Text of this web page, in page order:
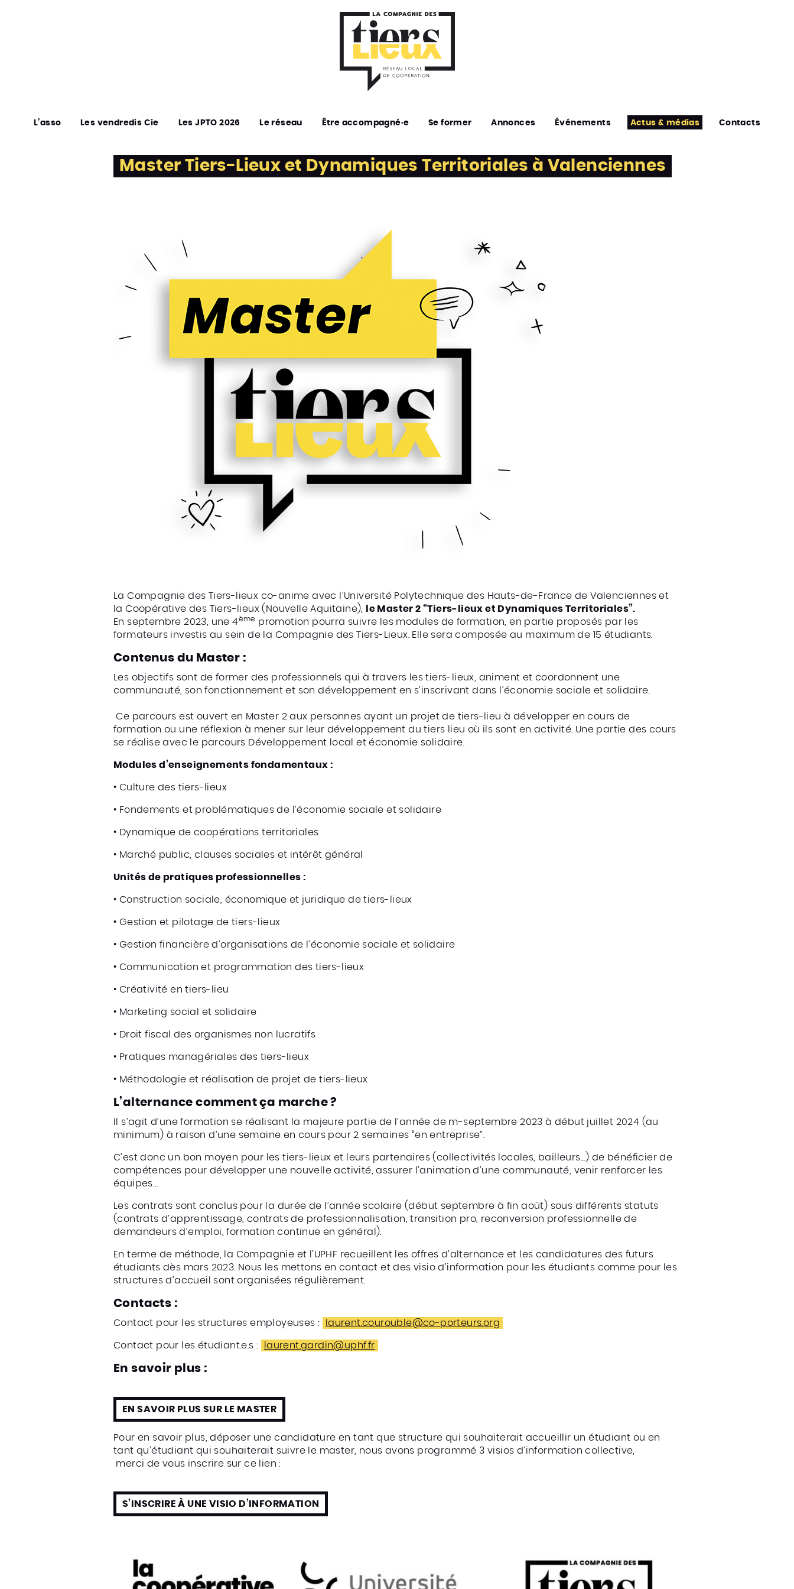
L’asso Les vendredis Cie Les JPTO 2026 Le réseau Être accompagné·e Se former Annonces Événements Actus & médias Contacts
Master Tiers-Lieux et Dynamiques Territoriales à Valenciennes
La Compagnie des Tiers-lieux co-anime avec l’Université Polytechnique des Hauts-de-France de Valenciennes et
la Coopérative des Tiers-lieux (Nouvelle Aquitaine),
le Master 2 “Tiers-lieux et Dynamiques Territoriales”.
En septembre 2023, une 4ème promotion pourra suivre les modules de formation, en partie proposés par les
formateurs investis au sein de la Compagnie des Tiers-Lieux. Elle sera composée au maximum de 15 étudiants.
Contenus du Master :
Les objectifs sont de former des professionnels qui à travers les tiers-lieux, animent et coordonnent une
communauté, son fonctionnement et son développement en s’inscrivant dans l’économie sociale et solidaire.
Ce parcours est ouvert en Master 2 aux personnes ayant un projet de tiers-lieu à développer en cours de
formation ou une réflexion à mener sur leur développement du tiers lieu où ils sont en activité. Une partie des cours
se réalise avec le parcours Développement local et économie solidaire.
Modules d’enseignements fondamentaux :
• Culture des tiers-lieux
• Fondements et problématiques de l’économie sociale et solidaire
• Dynamique de coopérations territoriales
• Marché public, clauses sociales et intérêt général
Unités de pratiques professionnelles :
• Construction sociale, économique et juridique de tiers-lieux
• Gestion et pilotage de tiers-lieux
• Gestion financière d’organisations de l’économie sociale et solidaire
• Communication et programmation des tiers-lieux
• Créativité en tiers-lieu
• Marketing social et solidaire
• Droit fiscal des organismes non lucratifs
• Pratiques managériales des tiers-lieux
• Méthodologie et réalisation de projet de tiers-lieux
L’alternance comment ça marche ?
Il s’agit d’une formation se réalisant la majeure partie de l’année de m-septembre 2023 à début juillet 2024 (au
minimum) à raison d’une semaine en cours pour 2 semaines “en entreprise”.
C’est donc un bon moyen pour les tiers-lieux et leurs partenaires (collectivités locales, bailleurs…) de bénéficier de
compétences pour développer une nouvelle activité, assurer l’animation d’une communauté, venir renforcer les
équipes…
Les contrats sont conclus pour la durée de l’année scolaire (début septembre à fin août) sous différents statuts
(contrats d’apprentissage, contrats de professionnalisation, transition pro, reconversion professionnelle de
demandeurs d’emploi, formation continue en général).
En terme de méthode, la Compagnie et l’UPHF recueillent les offres d’alternance et les candidatures des futurs
étudiants dès mars 2023. Nous les mettons en contact et des visio d’information pour les étudiants comme pour les
structures d’accueil sont organisées régulièrement.
Contacts :
Contact pour les structures employeuses : laurent.courouble@co-porteurs.org
Contact pour les étudiant.e.s : laurent.gardin@uphf.fr
En savoir plus :
EN SAVOIR PLUS SUR LE MASTER
Pour en savoir plus, déposer une candidature en tant que structure qui souhaiterait accueillir un étudiant ou en
tant qu’étudiant qui souhaiterait suivre le master, nous avons programmé 3 visios d’information collective,
merci de vous inscrire sur ce lien :
S’INSCRIRE À UNE VISIO D’INFORMATION